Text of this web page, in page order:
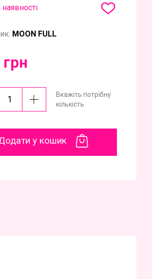
MOON FULL
Вкажіть потрібну
кількість
у кошик